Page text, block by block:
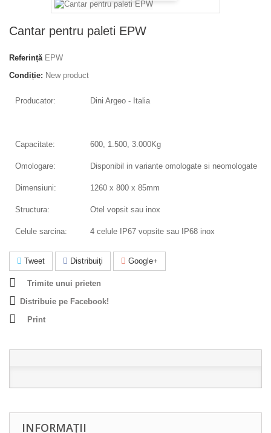
Cantar pentru paleti EPW
Referință EPW
Condiție: New product
Producator: Dini Argeo - Italia
Capacitate: 600, 1.500, 3.000Kg
Omologare: Disponibil in variante omologate si neomologate
Dimensiuni: 1260 x 800 x 85mm
Structura: Otel vopsit sau inox
Celule sarcina: 4 celule IP67 vopsite sau IP68 inox
Tweet Distribuiţi Google+
Trimite unui prieten
Distribuie pe Facebook!
Print
INFORMAȚII